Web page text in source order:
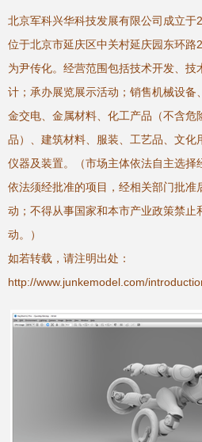
北京军科兴华科技发展有限公司成立
位于北京市延庆区中关村延庆园东环路
为尹传化。经营范围包括技术开发、技
计；承办展览展示活动；销售机械设备
金交电、金属材料、化工产品（不含危
品）、建筑材料、服装、工艺品、文化
仪器及装置。（市场主体依法自主选择
依法须经批准的项目，经相关部门批准
动；不得从事国家和本市产业政策禁止
动。）
如若转载，请注明出处：
http://www.junkemodel.com/